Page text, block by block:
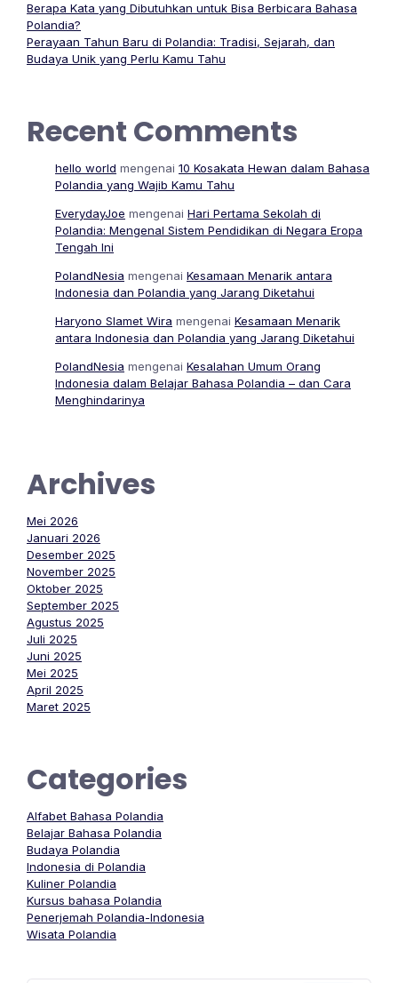
Berapa Kata yang Dibutuhkan untuk Bisa Berbicara Bahasa
Polandia?
Perayaan Tahun Baru di Polandia: Tradisi, Sejarah, dan
Budaya Unik yang Perlu Kamu Tahu
Recent Comments
hello world mengenai 10 Kosakata Hewan dalam Bahasa
Polandia yang Wajib Kamu Tahu
EverydayJoe mengenai Hari Pertama Sekolah di
Polandia: Mengenal Sistem Pendidikan di Negara Eropa
Tengah Ini
PolandNesia mengenai Kesamaan Menarik antara
Indonesia dan Polandia yang Jarang Diketahui
Haryono Slamet Wira mengenai Kesamaan Menarik
antara Indonesia dan Polandia yang Jarang Diketahui
PolandNesia mengenai Kesalahan Umum Orang
Indonesia dalam Belajar Bahasa Polandia – dan Cara
Menghindarinya
Archives
Mei 2026
Januari 2026
Desember 2025
November 2025
Oktober 2025
September 2025
Agustus 2025
Juli 2025
Juni 2025
Mei 2025
April 2025
Maret 2025
Categories
Alfabet Bahasa Polandia
Belajar Bahasa Polandia
Budaya Polandia
Indonesia di Polandia
Kuliner Polandia
Kursus bahasa Polandia
Penerjemah Polandia-Indonesia
Wisata Polandia